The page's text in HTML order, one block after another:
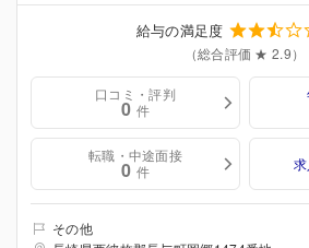
給与の満足度
（総合評価 ★ 2.9）
口コミ・評判
0 件
転職・中途面接
0 件
その他